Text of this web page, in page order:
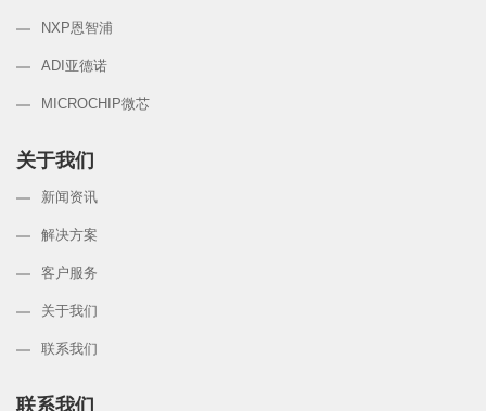
NXP恩智浦
ADI亚德诺
MICROCHIP微芯
关于我们
新闻资讯
解决方案
客户服务
关于我们
联系我们
联系我们